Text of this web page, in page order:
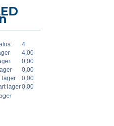
4
4,00
0,00
0,00
lager
0,00
lager0,00